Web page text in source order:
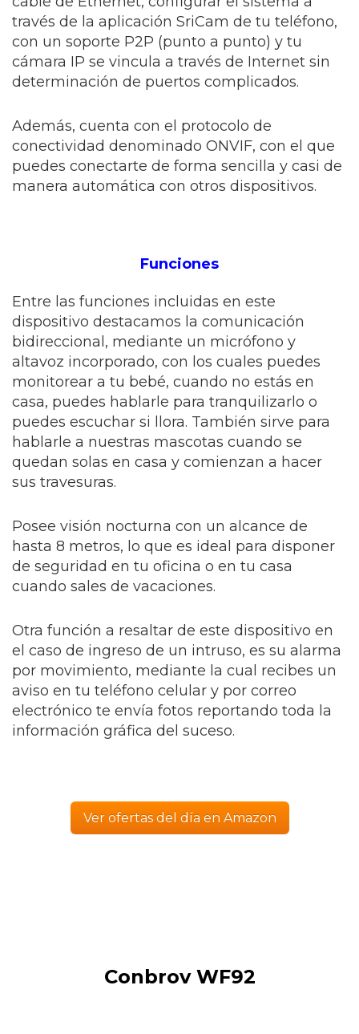
través de la aplicación SriCam de tu teléfono,
con un soporte P2P (punto a punto) y tu
cámara IP se vincula a través de Internet sin
determinación de puertos complicados.
Además, cuenta con el protocolo de
conectividad denominado ONVIF, con el que
puedes conectarte de forma sencilla y casi de
manera automática con otros dispositivos.
Funciones
Entre las funciones incluidas en este
dispositivo destacamos la comunicación
bidireccional, mediante un micrófono y
altavoz incorporado, con los cuales puedes
monitorear a tu bebé, cuando no estás en
casa, puedes hablarle para tranquilizarlo o
puedes escuchar si llora. También sirve para
hablarle a nuestras mascotas cuando se
quedan solas en casa y comienzan a hacer
sus travesuras.
Posee visión nocturna con un alcance de
hasta 8 metros, lo que es ideal para disponer
de seguridad en tu oficina o en tu casa
cuando sales de vacaciones.
Otra función a resaltar de este dispositivo en
el caso de ingreso de un intruso, es su alarma
por movimiento, mediante la cual recibes un
aviso en tu teléfono celular y por correo
electrónico te envía fotos reportando toda la
información gráfica del suceso.
Ver ofertas del día en Amazon
Conbrov WF92